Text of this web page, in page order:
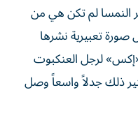
لم تكن هي من
تعبيرية نشرها
لرجل العنكبوت
ذلك جدلاً واسعاً وصل